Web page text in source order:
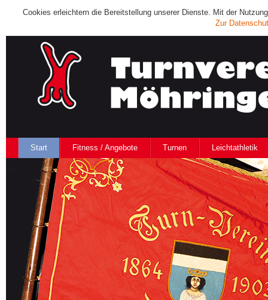
Start Fitness / Angebote Turnen Leichtathletik
Cookies erleichtern die Bereitstellung unserer Dienste. Mit der
Zur